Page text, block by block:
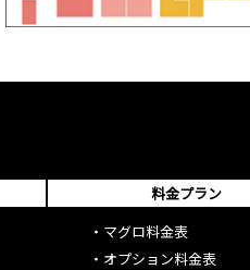
料金プラン
・ マグロ料金表
・ オプション料金表